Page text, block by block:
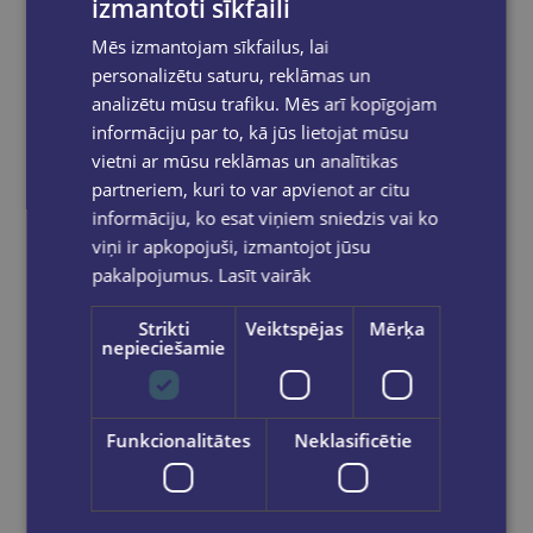
cenas precēm.
Pasūtījumu apstrāde notiek darba dienās.
Apmaksātie pasūtījumi tiekapstrādāti un
izsūtīti 2-5 darba dienu laikā.
Bezmaksas piegādeuz OMNIVA
pakomātiem Latvijāpasūtījumiem no €40.00.
Bezmaksas piegāde jebkurā GLOBUSS
grāmatnīcā 1-5 darba dienu laikā, kad
pasūtījums būs gatavs saņemšanai, saņemsi
Dalies sociālajos tīklos:
izmantoti sīkfaili
Mēs izmantojam sīkfailus, lai
personalizētu saturu, reklāmas un
analizētu mūsu trafiku. Mēs arī kopīgojam
informāciju par to, kā jūs lietojat mūsu
vietni ar mūsu reklāmas un analītikas
partneriem, kuri to var apvienot ar citu
informāciju, ko esat viņiem sniedzis vai ko
viņi ir apkopojuši, izmantojot jūsu
pakalpojumus. Lasīt vairāk
Strikti
nepieciešamie
Veiktspējas Mērķa
Funkcionalitātes Neklasificētie